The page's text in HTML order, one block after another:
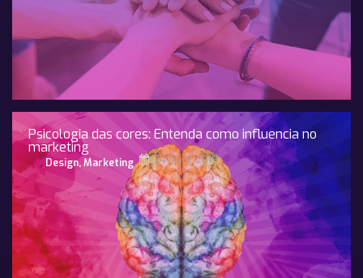
Psicologia das cores: Entenda como influencia no
marketing
Design,Marketing 24 Maio, 2019